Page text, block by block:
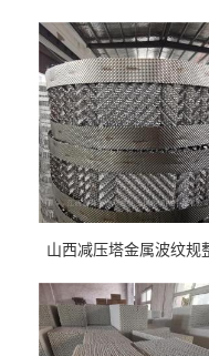
山西减压塔金属波纹规
料